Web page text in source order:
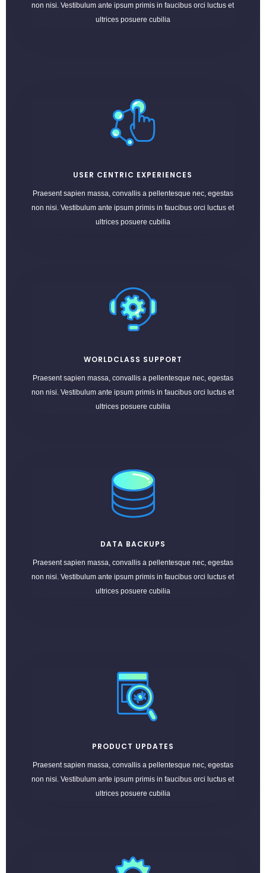
non nisi. Vestibulum ante ipsum primis in faucibus orci luctus et
ultrices posuere cubilia
USER CENTRIC EXPERIENCES
Praesent sapien massa, convallis a pellentesque nec, egestas
non nisi. Vestibulum ante ipsum primis in faucibus orci luctus et
ultrices posuere cubilia
WORLDCLASS SUPPORT
Praesent sapien massa, convallis a pellentesque nec, egestas
non nisi. Vestibulum ante ipsum primis in faucibus orci luctus et
ultrices posuere cubilia
DATA BACKUPS
Praesent sapien massa, convallis a pellentesque nec, egestas
non nisi. Vestibulum ante ipsum primis in faucibus orci luctus et
ultrices posuere cubilia
PRODUCT UPDATES
Praesent sapien massa, convallis a pellentesque nec, egestas
non nisi. Vestibulum ante ipsum primis in faucibus orci luctus et
ultrices posuere cubilia